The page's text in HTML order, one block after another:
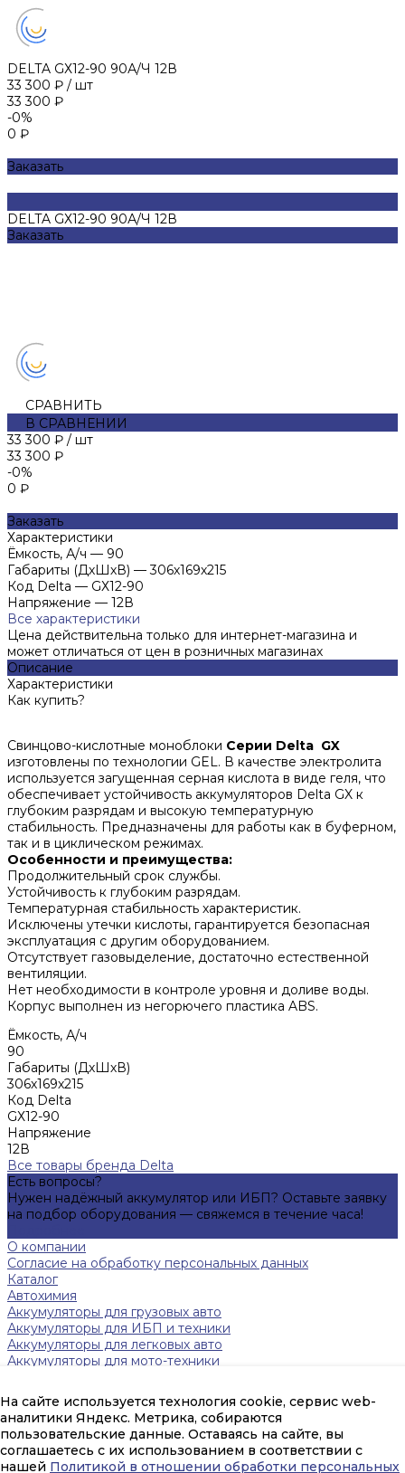
На сайте используется технология cookie, сервис web-
аналитики Яндекс. Метрика, собираются
пользовательские данные. Оставаясь на сайте, вы
соглашаетесь с их использованием в соответствии с
нашей Политикой в отношении обработки персональных
DELTA GХ12-90 90А/Ч 12В
33 300 ₽ / шт
33 300 ₽
-0%
0 ₽
Заказать
DELTA GХ12-90 90А/Ч 12В
Заказать
СРАВНИТЬ
В СРАВНЕНИИ
33 300 ₽ / шт
33 300 ₽
-0%
0 ₽
Заказать
Характеристики
Ёмкость, А/ч — 90
Габариты (ДхШхВ) — 306х169х215
Код Delta — GХ12-90
Напряжение — 12В
Все характеристики
Цена действительна только для интернет-магазина и
может отличаться от цен в розничных магазинах
Описание
Характеристики
Как купить?
Свинцово-кислотные моноблоки Серии Delta GX
изготовлены по технологии GEL. В качестве электролита
используется загущенная серная кислота в виде геля, что
обеспечивает устойчивость аккумуляторов Delta GX к
глубоким разрядам и высокую температурную
стабильность. Предназначены для работы как в буферном,
так и в циклическом режимах.
Особенности и преимущества:
Продолжительный срок службы.
Устойчивость к глубоким разрядам.
Температурная стабильность характеристик.
Исключены утечки кислоты, гарантируется безопасная
эксплуатация с другим оборудованием.
Отсутствует газовыделение, достаточно естественной
вентиляции.
Нет необходимости в контроле уровня и доливе воды.
Корпус выполнен из негорючего пластика ABS.
Ёмкость, А/ч
90
Габариты (ДхШхВ)
306х169х215
Код Delta
GХ12-90
Напряжение
12В
Все товары бренда Delta
Есть вопросы?
Нужен надёжный аккумулятор или ИБП? Оставьте заявку
на подбор оборудования — свяжемся в течение часа!
О компании
Согласие на обработку персональных данных
Каталог
Автохимия
Аккумуляторы для грузовых авто
Аккумуляторы для ИБП и техники
Аккумуляторы для легковых авто
Аккумуляторы для мото-техники
Инверторы
Источники бесперебойного питания
Тяговые аккумуляторы FAAM
Помощь
Оплата и гарантия